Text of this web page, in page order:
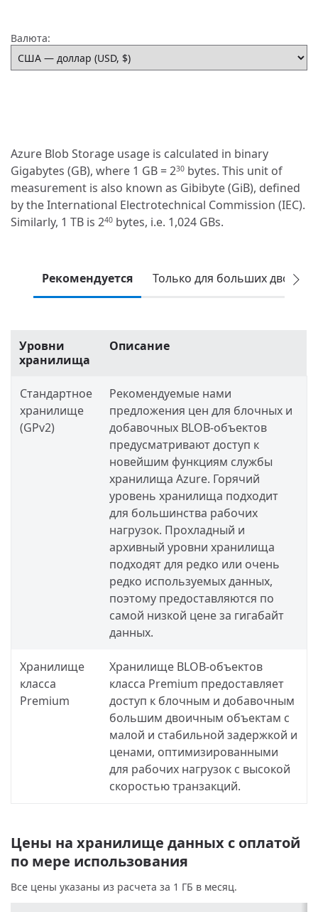
Валюта:
Azure Blob Storage usage is calculated in binary
Gigabytes (GB), where 1 GB = 230 bytes. This unit of
measurement is also known as Gibibyte (GiB), defined
by the International Electrotechnical Commission (IEC).
Similarly, 1 TB is 240 bytes, i.e. 1,024 GBs.
Рекомендуется Только для больших
Уровни
хранилища
Описание
Стандартное
хранилище
(GPv2)
Рекомендуемые нами
предложения цен для блочных и
добавочных BLOB-объектов
предусматривают доступ к
новейшим функциям службы
хранилища Azure. Горячий
уровень хранилища подходит
для большинства рабочих
нагрузок. Прохладный и
архивный уровни хранилища
подходят для редко или очень
редко используемых данных,
поэтому предоставляются по
самой низкой цене за гигабайт
данных.
Хранилище
класса
Premium
Хранилище BLOB-объектов
класса Premium предоставляет
доступ к блочным и добавочным
большим двоичным объектам с
малой и стабильной задержкой и
ценами, оптимизированными
для рабочих нагрузок с высокой
скоростью транзакций.
Цены на хранилище данных с оплатой
по мере использования
Все цены указаны из расчета за 1 ГБ в месяц.